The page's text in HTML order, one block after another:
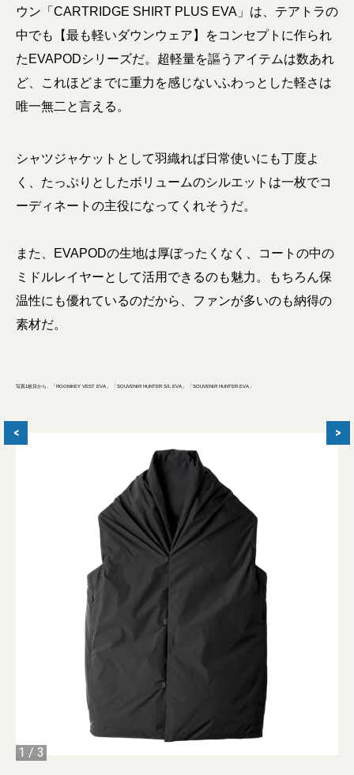
ウン「CARTRIDGE SHIRT PLUS EVA」は、テアトラの
中でも【最も軽いダウンウェア】をコンセプトに作られ
たEVAPODシリーズだ。超軽量を謳うアイテムは数あれ
ど、これほどまでに重力を感じないふわっとした軽さは
唯一無二と言える。
シャツジャケットとして羽織れば日常使いにも丁度よ
く、たっぷりとしたボリュームのシルエットは一枚でコ
ーディネートの主役になってくれそうだ。
また、EVAPODの生地は厚ぼったくなく、コートの中の
ミドルレイヤーとして活用できるのも魅力。もちろん保
温性にも優れているのだから、ファンが多いのも納得の
素材だ。
写真1枚目から、「ROOMKEY VEST EVA」 「SOUVENIR HUNTER S/L EVA」 「SOUVENIR HUNTER EVA」
1 / 3
< >